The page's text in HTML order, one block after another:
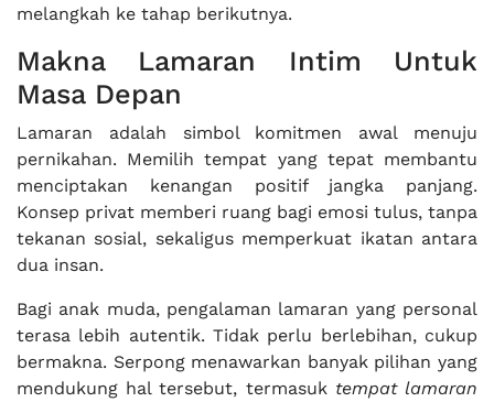
melangkah ke tahap berikutnya.
Makna Lamaran Intim Untuk
Masa Depan
Lamaran adalah simbol komitmen awal menuju
pernikahan. Memilih tempat yang tepat membantu
menciptakan kenangan positif jangka panjang.
Konsep privat memberi ruang bagi emosi tulus, tanpa
tekanan sosial, sekaligus memperkuat ikatan antara
dua insan.
Bagi anak muda, pengalaman lamaran yang personal
terasa lebih autentik. Tidak perlu berlebihan, cukup
bermakna. Serpong menawarkan banyak pilihan yang
mendukung hal tersebut, termasuk tempat lamaran